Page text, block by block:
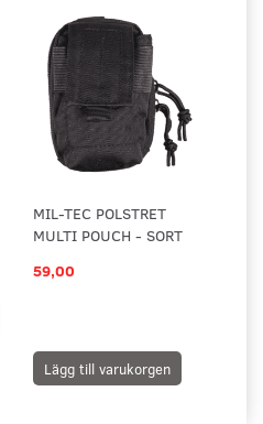
MIL-TEC POLSTRET
MULTI POUCH - SORT
59,00
Lägg till varukorgen